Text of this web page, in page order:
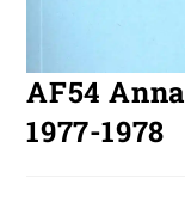
AF54
1977-1978